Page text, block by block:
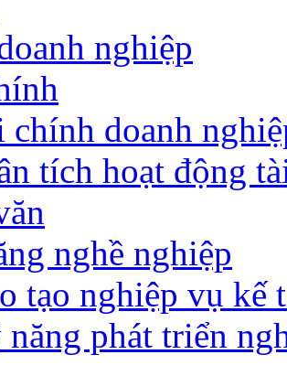
nghiệp
chính doanh
tích hoạt động
nghề nghiệp
tạo nghiệp vụ kế
phát triển